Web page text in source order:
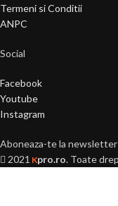
Termeni si Conditii
ANPC
Social
Facebook
Youtube
Instagram
Aboneaza-te la
2021 Kpro.ro. Toate